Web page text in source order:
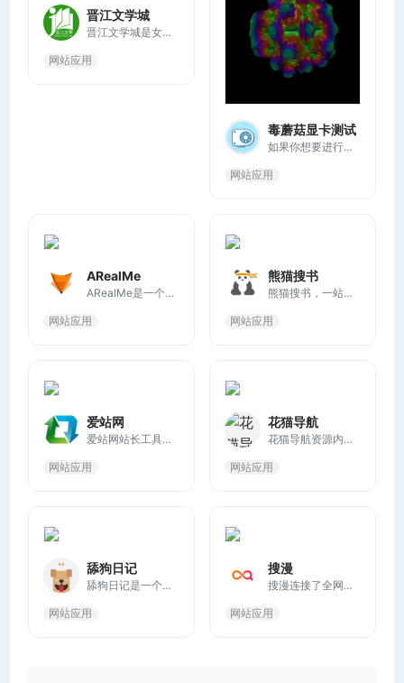
晋江文学城
晋江文学城是女性原创文学网站。小说题材包含：穿越、言情、都市爱情、职场婚姻、青春校园、武侠仙侠、玄幻、网游、悬疑推理、科幻等。网站提供原创作者自主上传写作系统。
网站应用
毒蘑菇显卡测试
如果你想要进行毒蘑菇显卡测试（Volumeshader_bm），可以通过以下网站入口进行。这个测试不仅能够测试显卡的性能，还能为用户带来一种独特的视觉体验。
网站应用
ARealMe
ARealMe是一个提供各种在线测试和测验的网站。它的测试内容非常广泛，包括性格测试、心理测试、能力测试等。这些测试既可以帮助用户更好地了解自己，也可以作为一种娱乐方式。
网站应用
熊猫搜书
熊猫搜书，一站式读书学习导航网站，聚合了大部分电子书网站，方便快速导航搜索全网资源，覆盖国内外的电子书，大多书籍都能在这里找到下载。
网站应用
爱站网
爱站网站长工具提供网站收录查询和站长查询以及百度权重值查询等多个站长工具，免费查询各种工具，包括有关键词排名查询，百度收录查询等。
网站应用
花猫导航
花猫导航资源内容覆盖了设计、办公、二次元、学习、AI等领域，并结合收录了以相关网站或服务的教程类、科普类和资讯类的文章，为广大用户提供高效率的上网导航服务。
网站应用
舔狗日记
舔狗日记是一个以幽默和讽刺为主题的网站，内容主要围绕“舔狗”文化展开。网站通过搞笑的短文和插图，表达了对单恋和不对等爱情关系的调侃。
网站应用
搜漫
搜漫连接了全网多个资源丰富的漫画源，为漫画爱好者提供最新最全的漫画资源搜索服务，带你享受一站式看遍全网漫画的极致体验。
网站应用